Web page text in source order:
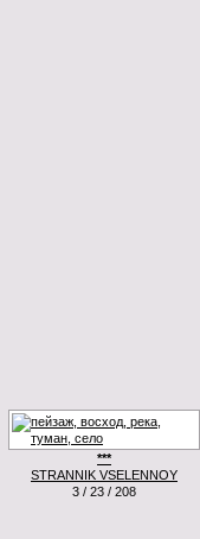
***
STRANNIK VSELENNOY
3 / 23 / 208